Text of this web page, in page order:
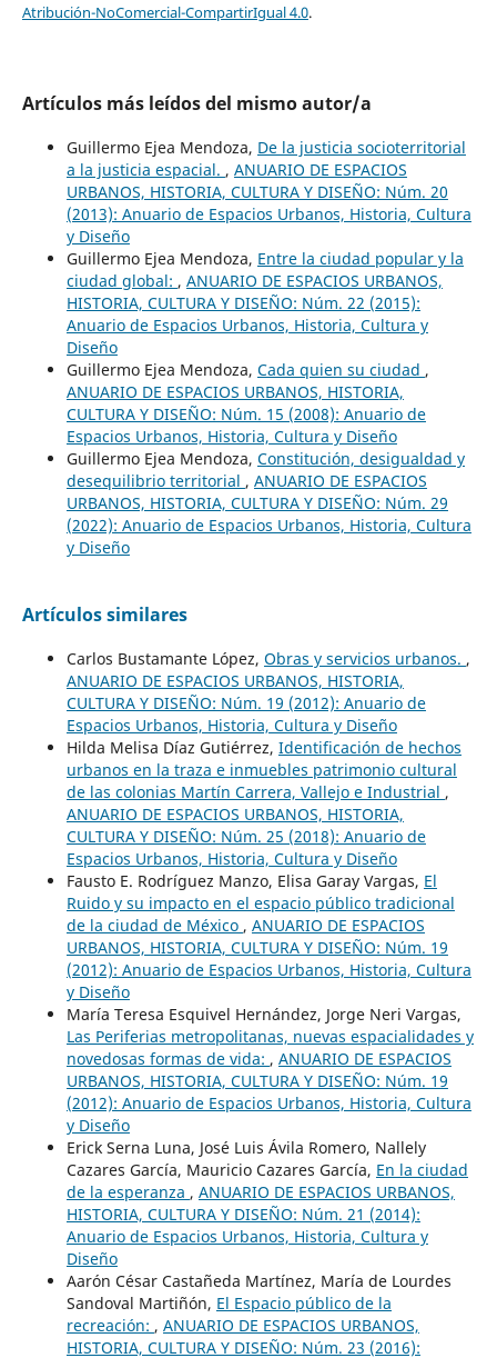
Atribución-NoComercial-CompartirIgual 4.0.
Artículos más leídos del mismo autor/a
Guillermo Ejea Mendoza, De la justicia socioterritorial
a la justicia espacial. , ANUARIO DE ESPACIOS
URBANOS, HISTORIA, CULTURA Y DISEÑO: Núm. 20
(2013): Anuario de Espacios Urbanos, Historia, Cultura
y Diseño
Guillermo Ejea Mendoza, Entre la ciudad popular y la
ciudad global: , ANUARIO DE ESPACIOS URBANOS,
HISTORIA, CULTURA Y DISEÑO: Núm. 22 (2015):
Anuario de Espacios Urbanos, Historia, Cultura y
Diseño
Guillermo Ejea Mendoza, Cada quien su ciudad ,
ANUARIO DE ESPACIOS URBANOS, HISTORIA,
CULTURA Y DISEÑO: Núm. 15 (2008): Anuario de
Espacios Urbanos, Historia, Cultura y Diseño
Guillermo Ejea Mendoza, Constitución, desigualdad y
desequilibrio territorial , ANUARIO DE ESPACIOS
URBANOS, HISTORIA, CULTURA Y DISEÑO: Núm. 29
(2022): Anuario de Espacios Urbanos, Historia, Cultura
y Diseño
Artículos similares
Carlos Bustamante López, Obras y servicios urbanos. ,
ANUARIO DE ESPACIOS URBANOS, HISTORIA,
CULTURA Y DISEÑO: Núm. 19 (2012): Anuario de
Espacios Urbanos, Historia, Cultura y Diseño
Hilda Melisa Díaz Gutiérrez, Identificación de hechos
urbanos en la traza e inmuebles patrimonio cultural
de las colonias Martín Carrera, Vallejo e Industrial ,
ANUARIO DE ESPACIOS URBANOS, HISTORIA,
CULTURA Y DISEÑO: Núm. 25 (2018): Anuario de
Espacios Urbanos, Historia, Cultura y Diseño
Fausto E. Rodríguez Manzo, Elisa Garay Vargas, El
Ruido y su impacto en el espacio público tradicional
de la ciudad de México , ANUARIO DE ESPACIOS
URBANOS, HISTORIA, CULTURA Y DISEÑO: Núm. 19
(2012): Anuario de Espacios Urbanos, Historia, Cultura
y Diseño
María Teresa Esquivel Hernández, Jorge Neri Vargas,
Las Periferias metropolitanas, nuevas espacialidades y
novedosas formas de vida: , ANUARIO DE ESPACIOS
URBANOS, HISTORIA, CULTURA Y DISEÑO: Núm. 19
(2012): Anuario de Espacios Urbanos, Historia, Cultura
y Diseño
Erick Serna Luna, José Luis Ávila Romero, Nallely
Cazares García, Mauricio Cazares García, En la ciudad
de la esperanza , ANUARIO DE ESPACIOS URBANOS,
HISTORIA, CULTURA Y DISEÑO: Núm. 21 (2014):
Anuario de Espacios Urbanos, Historia, Cultura y
Diseño
Aarón César Castañeda Martínez, María de Lourdes
Sandoval Martiñón, El Espacio público de la
recreación: , ANUARIO DE ESPACIOS URBANOS,
HISTORIA, CULTURA Y DISEÑO: Núm. 23 (2016):